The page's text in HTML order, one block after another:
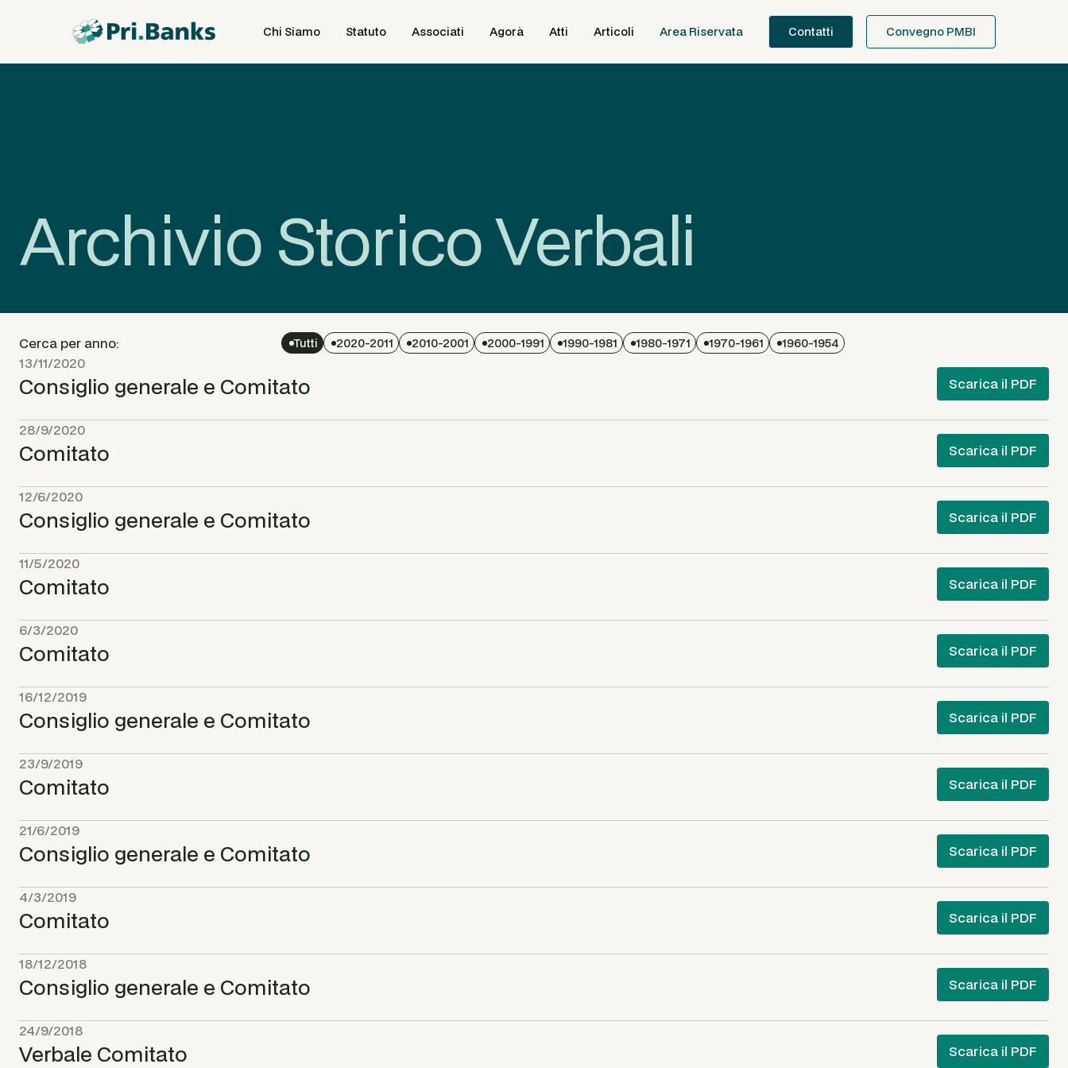
Chi Siamo Statuto Associati Agorà Atti Articoli Area Riservata Contatti Convegno PMBI
Archivio Storico Verbali
Cerca per anno: Tutti 2020-2011 2010-2001 2000-1991 1990-1981 1980-1971 1970-1961 1960-1954
13/11/2020
Consiglio generale e Comitato Scarica il PDF
28/9/2020
Comitato Scarica il PDF
12/6/2020
Consiglio generale e Comitato Scarica il PDF
11/5/2020
Comitato Scarica il PDF
6/3/2020
Comitato Scarica il PDF
16/12/2019
Consiglio generale e Comitato Scarica il PDF
23/9/2019
Comitato Scarica il PDF
21/6/2019
Consiglio generale e Comitato Scarica il PDF
4/3/2019
Comitato Scarica il PDF
18/12/2018
Consiglio generale e Comitato Scarica il PDF
24/9/2018
Verbale Comitato Scarica il PDF